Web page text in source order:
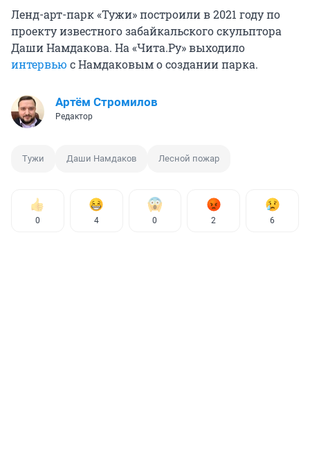
Ленд-арт-парк «Тужи» построили в 2021 году по
проекту известного забайкальского скульптора
Даши Намдакова. На «Чита.Ру» выходило
интервью с Намдаковым о создании парка.
Артём Стромилов
Редактор
Тужи Даши Намдаков Лесной пожар
0 4 0 2 6